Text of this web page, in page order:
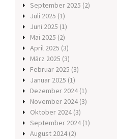
September 2025 (2)
Juli 2025 (1)
Juni 2025 (1)
Mai 2025 (2)
April 2025 (3)
März 2025 (3)
Februar 2025 (3)
Januar 2025 (1)
Dezember 2024 (1)
November 2024 (3)
Oktober 2024 (3)
September 2024 (1)
August 2024 (2)